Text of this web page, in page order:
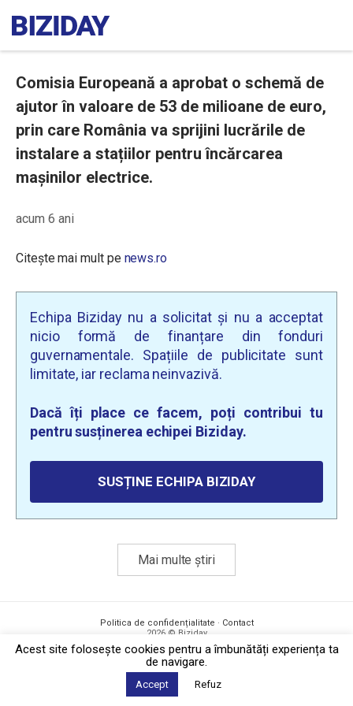
Comisia Europeană a aprobat o schemă de
ajutor în valoare de 53 de milioane de euro,
prin care România va sprijini lucrările de
instalare a stațiilor pentru încărcarea
mașinilor electrice.
acum 6 ani
Citește mai mult pe news.ro
Echipa Biziday nu a solicitat și nu a acceptat
nicio formă de finanțare din fonduri
guvernamentale. Spațiile de publicitate sunt
limitate, iar reclama neinvazivă.
Dacă îți place ce facem, poți contribui tu
pentru susținerea echipei Biziday.
SUSȚINE ECHIPA BIZIDAY
Mai multe știri
Politica de confidențialitate · Contact
2026 © Biziday
Acest site foloseşte cookies pentru a îmbunătăți experiența ta
de navigare.
Accept Refuz